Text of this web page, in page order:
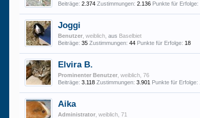
Beiträge: 2.374 Zustimmungen: 2.136 Punkte für Erfolge:
Joggi
Benutzer , weiblich,aus Baselbiet
Beiträge: 35 Zustimmungen: 44 Punkte für Erfolge: 18
Elvira B.
Prominenter Benutzer , weiblich, 76
Beiträge: 3.118 Zustimmungen: 3.901 Punkte für Erfolge:
Aika
Administrator , weiblich, 71